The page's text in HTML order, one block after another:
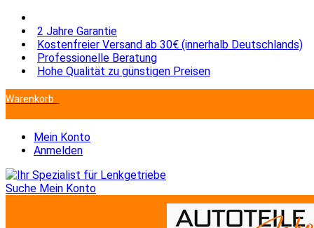
2 Jahre Garantie
Kostenfreier Versand ab 30€ (innerhalb Deutschlands)
Professionelle Beratung
Hohe Qualität zu günstigen Preisen
Warenkorb
Mein Konto
Anmelden
Suche Mein Konto